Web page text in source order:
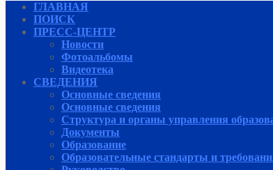
ГЛАВНАЯ
ПОИСК
ПРЕСС-ЦЕНТР
Новости
Фотоальбомы
Видеотека
СВЕДЕНИЯ
Основные сведения
Основные сведения
Структура и органы управления
Документы
Образование
Образовательные стандарты и